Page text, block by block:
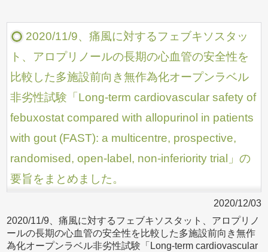
2020/11/9、痛風に対するフェブキソスタッ
ト、アロプリノールの長期の心血管の安全性を
比較した多施設前向き無作為化オープンラベル
非劣性試験「Long-term cardiovascular safety of
febuxostat compared with allopurinol in patients
with gout (FAST): a multicentre, prospective,
randomised, open-label, non-inferiority trial」の
要旨をまとめました。
2020/12/03
2020/11/9、痛風に対するフェブキソスタット、アロプリノ
ールの長期の心血管の安全性を比較した多施設前向き無作
為化オープンラベル非劣性試験「Long-term cardiovascular